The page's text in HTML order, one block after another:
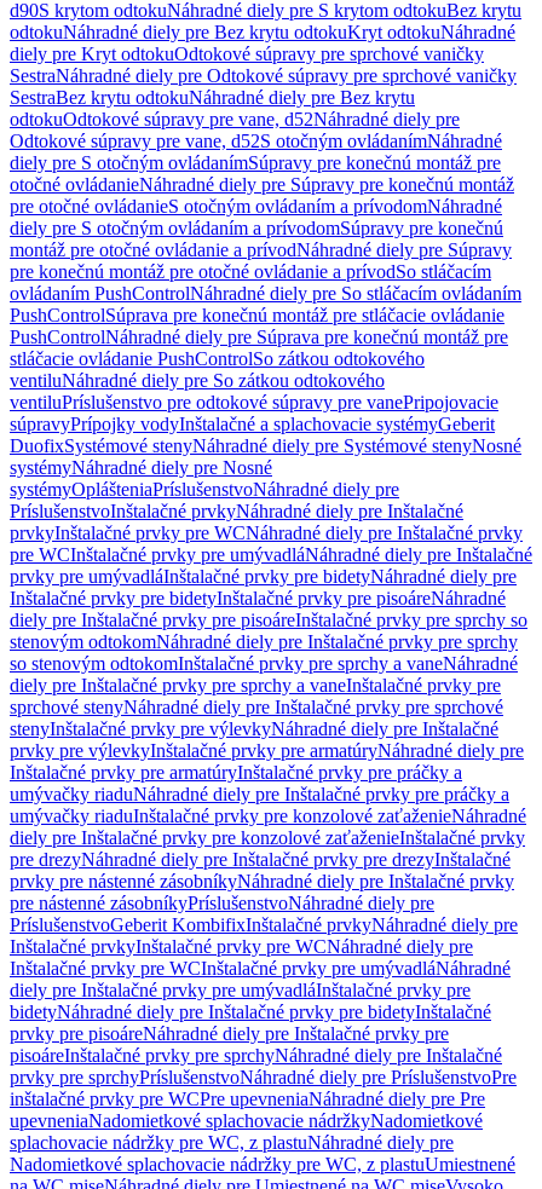
d90S krytom odtokuNáhradné diely pre S krytom odtokuBez krytu
odtokuNáhradné diely pre Bez krytu odtokuKryt odtokuNáhradné
diely pre Kryt odtokuOdtokové súpravy pre sprchové vaničky
SestraNáhradné diely pre Odtokové súpravy pre sprchové vaničky
SestraBez krytu odtokuNáhradné diely pre Bez krytu
odtokuOdtokové súpravy pre vane, d52Náhradné diely pre
Odtokové súpravy pre vane, d52S otočným ovládanímNáhradné
diely pre S otočným ovládanímSúpravy pre konečnú montáž pre
otočné ovládanieNáhradné diely pre Súpravy pre konečnú montáž
pre otočné ovládanieS otočným ovládaním a prívodomNáhradné
diely pre S otočným ovládaním a prívodomSúpravy pre konečnú
montáž pre otočné ovládanie a prívodNáhradné diely pre Súpravy
pre konečnú montáž pre otočné ovládanie a prívodSo stláčacím
ovládaním PushControlNáhradné diely pre So stláčacím ovládaním
PushControlSúprava pre konečnú montáž pre stláčacie ovládanie
PushControlNáhradné diely pre Súprava pre konečnú montáž pre
stláčacie ovládanie PushControlSo zátkou odtokového
ventiluNáhradné diely pre So zátkou odtokového
ventiluPríslušenstvo pre odtokové súpravy pre vanePripojovacie
súpravyPrípojky vodyInštalačné a splachovacie systémyGeberit
DuofixSystémové stenyNáhradné diely pre Systémové stenyNosné
systémyNáhradné diely pre Nosné
systémyOplášteniaPríslušenstvoNáhradné diely pre
PríslušenstvoInštalačné prvkyNáhradné diely pre Inštalačné
prvkyInštalačné prvky pre WCNáhradné diely pre Inštalačné prvky
pre WCInštalačné prvky pre umývadláNáhradné diely pre Inštalačné
prvky pre umývadláInštalačné prvky pre bidetyNáhradné diely pre
Inštalačné prvky pre bidetyInštalačné prvky pre pisoáreNáhradné
diely pre Inštalačné prvky pre pisoáreInštalačné prvky pre sprchy so
stenovým odtokomNáhradné diely pre Inštalačné prvky pre sprchy
so stenovým odtokomInštalačné prvky pre sprchy a vaneNáhradné
diely pre Inštalačné prvky pre sprchy a vaneInštalačné prvky pre
sprchové stenyNáhradné diely pre Inštalačné prvky pre sprchové
stenyInštalačné prvky pre výlevkyNáhradné diely pre Inštalačné
prvky pre výlevkyInštalačné prvky pre armatúryNáhradné diely pre
Inštalačné prvky pre armatúryInštalačné prvky pre práčky a
umývačky riaduNáhradné diely pre Inštalačné prvky pre práčky a
umývačky riaduInštalačné prvky pre konzolové zaťaženieNáhradné
diely pre Inštalačné prvky pre konzolové zaťaženieInštalačné prvky
pre drezyNáhradné diely pre Inštalačné prvky pre drezyInštalačné
prvky pre nástenné zásobníkyNáhradné diely pre Inštalačné prvky
pre nástenné zásobníkyPríslušenstvoNáhradné diely pre
PríslušenstvoGeberit KombifixInštalačné prvkyNáhradné diely pre
Inštalačné prvkyInštalačné prvky pre WCNáhradné diely pre
Inštalačné prvky pre WCInštalačné prvky pre umývadláNáhradné
diely pre Inštalačné prvky pre umývadláInštalačné prvky pre
bidetyNáhradné diely pre Inštalačné prvky pre bidetyInštalačné
prvky pre pisoáreNáhradné diely pre Inštalačné prvky pre
pisoáreInštalačné prvky pre sprchyNáhradné diely pre Inštalačné
prvky pre sprchyPríslušenstvoNáhradné diely pre PríslušenstvoPre
inštalačné prvky pre WCPre upevneniaNáhradné diely pre Pre
upevneniaNadomietkové splachovacie nádržkyNadomietkové
splachovacie nádržky pre WC, z plastuNáhradné diely pre
Nadomietkové splachovacie nádržky pre WC, z plastuUmiestnené